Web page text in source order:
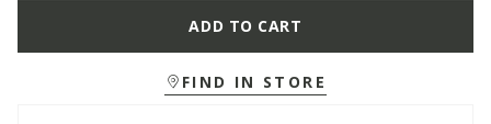
ADD TO CART
FIND IN STORE